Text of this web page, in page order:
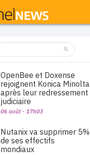
OpenBee et Doxense
rejoignent Konica Minolta
après leur redressement
judiciaire
06 août - 17h03
Nutanix va supprimer 5%
de ses effectifs
mondiaux